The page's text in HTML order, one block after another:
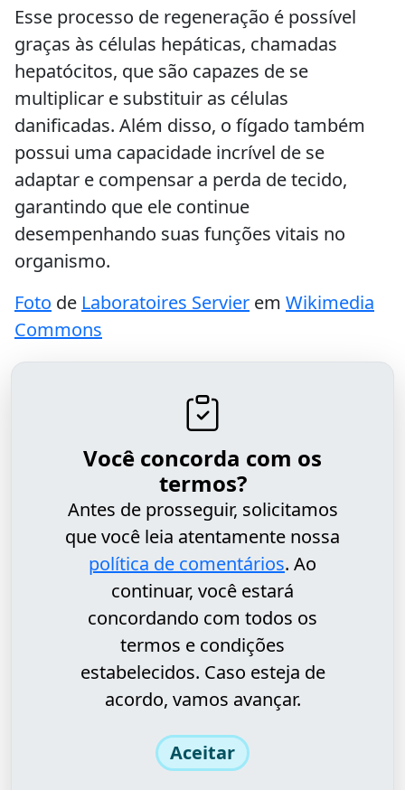
Esse processo de regeneração é possível
graças às células hepáticas, chamadas
hepatócitos, que são capazes de se
multiplicar e substituir as células
danificadas. Além disso, o fígado também
possui uma capacidade incrível de se
adaptar e compensar a perda de tecido,
garantindo que ele continue
desempenhando suas funções vitais no
organismo.
Foto de Laboratoires Servier em Wikimedia
Commons
Você concorda com os
termos?
Antes de prosseguir, solicitamos
que você leia atentamente nossa
política de comentários. Ao
continuar, você estará
concordando com todos os
termos e condições
estabelecidos. Caso esteja de
acordo, vamos avançar.
Aceitar